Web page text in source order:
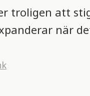
troligen att
när